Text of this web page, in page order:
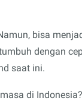
bisa
dengan
saat ini.
di